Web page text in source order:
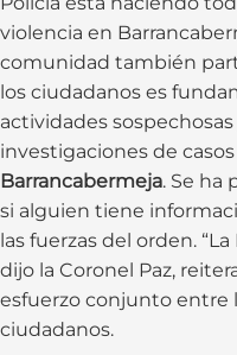
violencia en
comunidad también
los ciudadanos es
actividades
investigaciones de
Barrancabermeja. Se ha
si alguien tiene
las fuerzas del orden.
dijo la Coronel Paz,
esfuerzo conjunto entre
ciudadanos.